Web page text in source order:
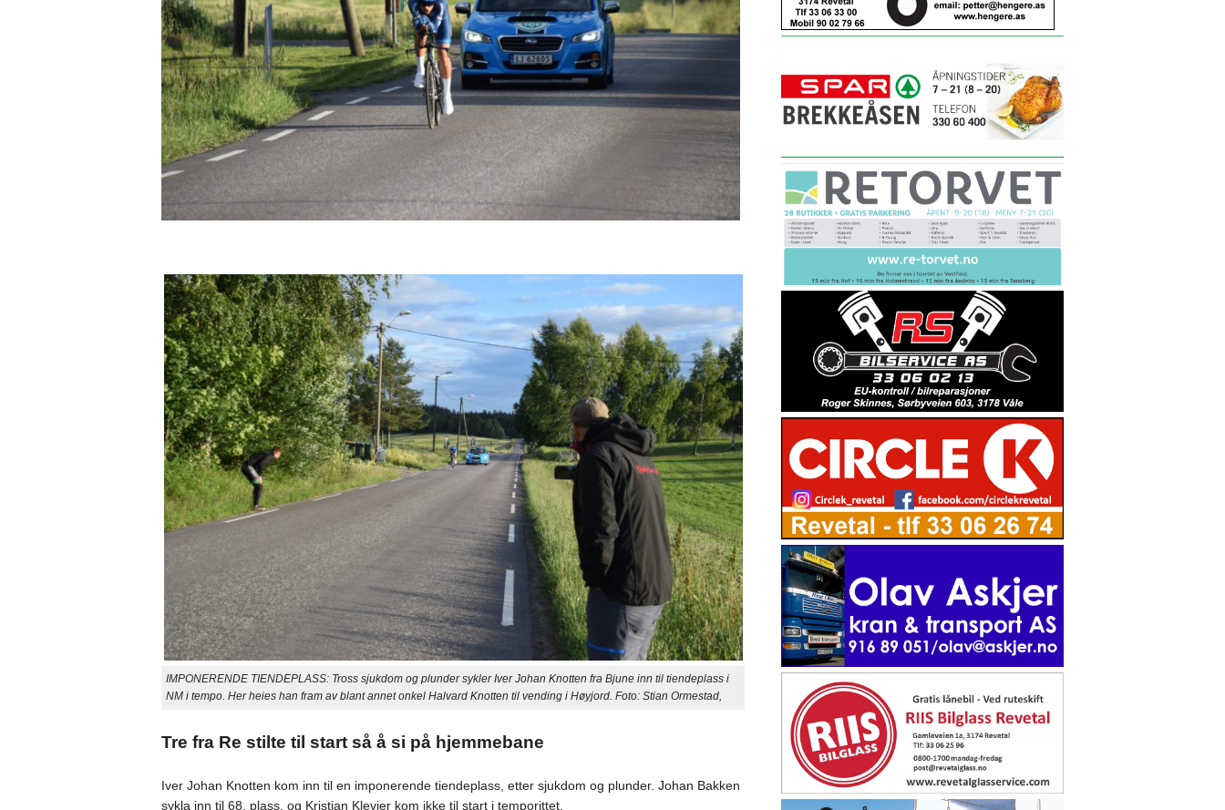
IMPONERENDE TIENDEPLASS: Tross sjukdom og plunder sykler Iver Johan Knotten fra Bjune inn til tiendeplass i
NM i tempo. Her heies han fram av blant annet onkel Halvard Knotten til vending i Høyjord. Foto: Stian Ormestad,
Tre fra Re stilte til start så å si på hjemmebane
Iver Johan Knotten kom inn til en imponerende tiendeplass, etter sjukdom og plunder. Johan Bakken
sykla inn til 68. plass, og Kristian Klevjer kom ikke til start i temporittet.